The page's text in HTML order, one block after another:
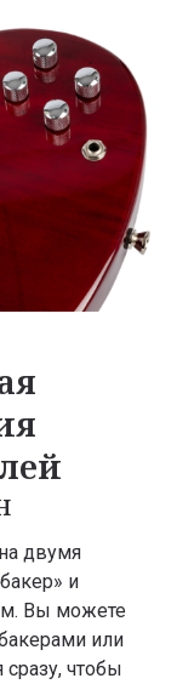
двумя
и
Вы можете
или
сразу, чтобы